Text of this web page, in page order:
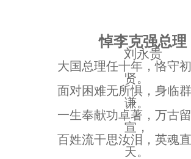
悼李克强总理
刘永贵
大国总理任十年，恪守
贤。
面对困难无所惧，身临
谦。
一生奉献功卓著，万古
宣，
百姓流干思汝泪，英魂
天。